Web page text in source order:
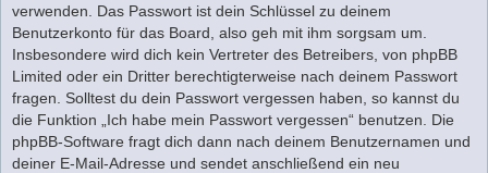
verwenden. Das Passwort ist dein Schlüssel zu deinem
Benutzerkonto für das Board, also geh mit ihm sorgsam um.
Insbesondere wird dich kein Vertreter des Betreibers, von phpBB
Limited oder ein Dritter berechtigterweise nach deinem Passwort
fragen. Solltest du dein Passwort vergessen haben, so kannst du
die Funktion „Ich habe mein Passwort vergessen“ benutzen. Die
phpBB-Software fragt dich dann nach deinem Benutzernamen und
deiner E-Mail-Adresse und sendet anschließend ein neu